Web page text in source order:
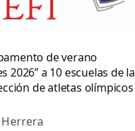
de verano
2026” a 10 escuelas de la
de atletas olímpicos